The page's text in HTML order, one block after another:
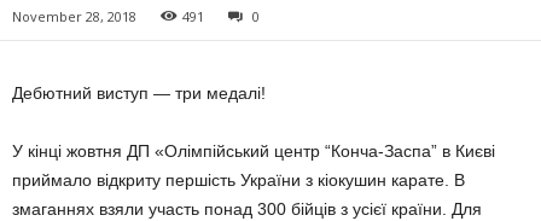
November 28, 2018 491 0
Дебютний виступ — три медалі!
У кінці жовтня ДП «Олімпійський центр “Конча-Заспа” в Києві
приймало відкриту першість України з кіокушин карате. В
змаганнях взяли участь понад 300 бійців з усієї країни. Для